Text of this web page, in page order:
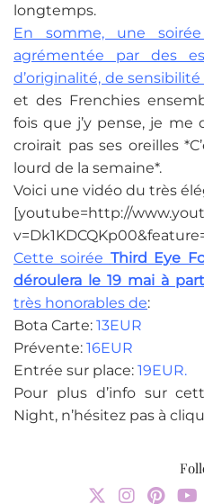
longtemps.
En somme, une
agrémentée par des
d’originalité, de sensibilité
et des Frenchies
fois que j’y pense, je me
croirait pas ses oreilles
lourd de la semaine*.
Voici une vidéo du très
[youtube=http://
Cette soirée Third Eye
déroulera le 19 mai à
très honorables de:
Bota Carte: 13EUR
Prévente: 16EUR
Entrée sur place: 19EUR.
Pour plus d’info sur
Night, n’hésitez pas à